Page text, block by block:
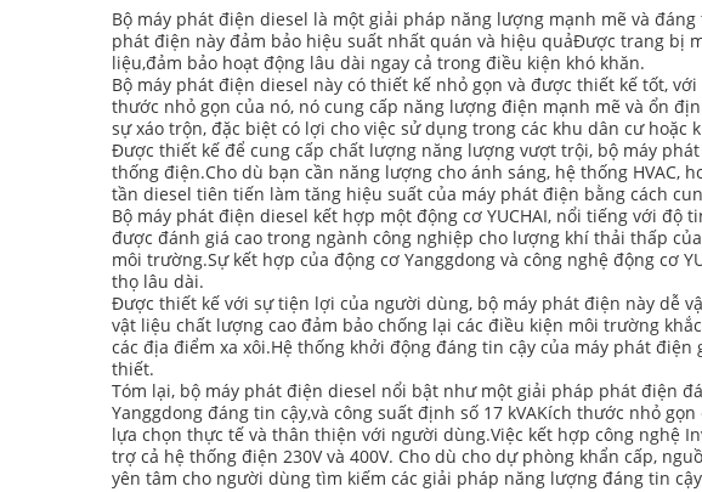
Bộ máy phát điện diesel là một giải pháp năng lượng mạnh mẽ và
phát điện này đảm bảo hiệu suất nhất quán và hiệu quảĐược trang bị
liệu,đảm bảo hoạt động lâu dài ngay cả trong điều kiện khó khăn.
Bộ máy phát điện diesel này có thiết kế nhỏ gọn và được thiết kế tốt,
thước nhỏ gọn của nó, nó cung cấp năng lượng điện mạnh mẽ và ổn
sự xáo trộn, đặc biệt có lợi cho việc sử dụng trong các khu dân cư hoặc
Được thiết kế để cung cấp chất lượng năng lượng vượt trội, bộ máy
thống điện.Cho dù bạn cần năng lượng cho ánh sáng, hệ thống HVAC,
tần diesel tiên tiến làm tăng hiệu suất của máy phát điện bằng cách
Bộ máy phát điện diesel kết hợp một động cơ YUCHAI, nổi tiếng với
được đánh giá cao trong ngành công nghiệp cho lượng khí thải thấp
môi trường.Sự kết hợp của động cơ Yanggdong và công nghệ động cơ
thọ lâu dài.
Được thiết kế với sự tiện lợi của người dùng, bộ máy phát điện này dễ
vật liệu chất lượng cao đảm bảo chống lại các điều kiện môi trường
các địa điểm xa xôi.Hệ thống khởi động đáng tin cậy của máy phát
thiết.
Tóm lại, bộ máy phát điện diesel nổi bật như một giải pháp phát điện
Yanggdong đáng tin cậy,và công suất định số 17 kVAKích thước nhỏ
lựa chọn thực tế và thân thiện với người dùng.Việc kết hợp công nghệ
trợ cả hệ thống điện 230V và 400V. Cho dù cho dự phòng khẩn cấp,
yên tâm cho người dùng tìm kiếm các giải pháp năng lượng đáng tin